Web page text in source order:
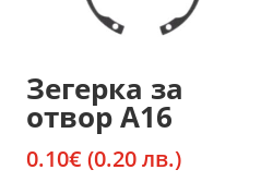
Зегерка за
отвор А16
0.10€ (0.20 лв.)